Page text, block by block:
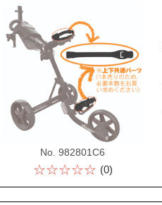
No. 982801C6
☆☆☆☆☆ (0)